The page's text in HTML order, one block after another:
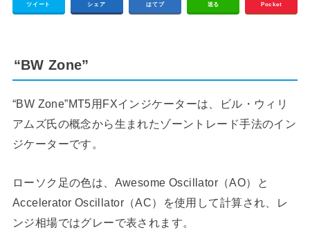
ツイート シェア はてブ 送る Pocket
“BW Zone”
“BW Zone”MT5用FXインジケーターは、ビル・ウィリ
アムズ氏の概念から生まれたゾーントレード手法のイン
ジケーターです。
ローソク足の色は、Awesome Oscillator（AO）と
Accelerator Oscillator（AC）を使用して計算され、レ
ンジ相場ではグレーで表されます。